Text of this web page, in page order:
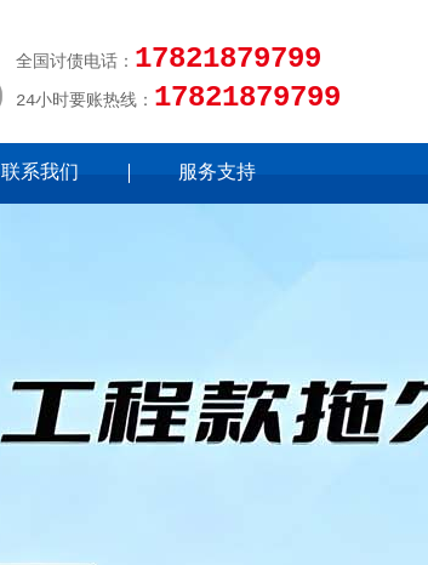
全国讨债电话： 17821879799
24小时要账热线： 17821879799
联系我们 服务支持